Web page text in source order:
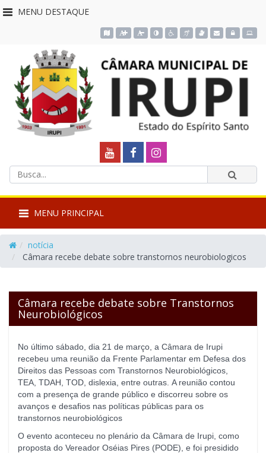
MENU DESTAQUE
Acessar o mapa do site
Ação para aumentar tamanho da fonte do site
Ação para diminuir tamanho da fonte do site
Ação para aplicar auto contraste no site
Acessar página sobre acessibilidade
Acessar página sobre NVDA -
Acessar página sobre
Acessar Webmail
Acessar
Câmara
Municipal
de
Irupi
-
Link
para
página
inicial
para
Link
para
Link
para
Termos
da
busca
MENU PRINCIPAL
notícia
Câmara recebe debate sobre transtornos neurobiologicos
Câmara recebe debate sobre Transtornos
Neurobiológicos
No último sábado, dia 21 de março, a Câmara de Irupi
recebeu uma reunião da Frente Parlamentar em Defesa dos
Direitos das Pessoas com Transtornos Neurobiológicos,
TEA, TDAH, TOD, dislexia, entre outras. A reunião contou
com a presença de grande público e discorreu sobre os
avanços e desafios nas políticas públicas para os
transtornos neurobiológicos
O evento aconteceu no plenário da Câmara de Irupi, como
proposta do Vereador Oséias Pires (PODE), e foi presidido